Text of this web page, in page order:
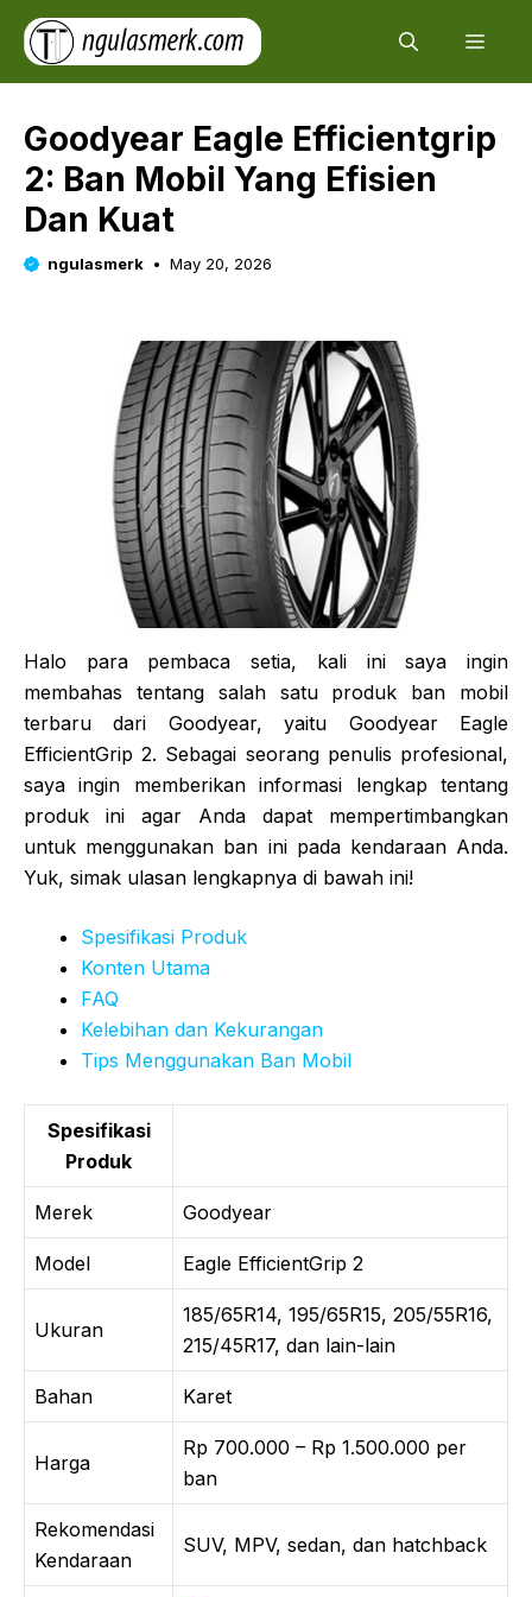
Skip
content
Goodyear Eagle Efficientgrip
2: Ban Mobil Yang Efisien
Dan Kuat
ngulasmerk May 20, 2026
Halo para pembaca setia, kali ini saya ingin
membahas tentang salah satu produk ban mobil
terbaru dari Goodyear, yaitu Goodyear Eagle
EfficientGrip 2. Sebagai seorang penulis profesional,
saya ingin memberikan informasi lengkap tentang
produk ini agar Anda dapat mempertimbangkan
untuk menggunakan ban ini pada kendaraan Anda.
Yuk, simak ulasan lengkapnya di bawah ini!
Spesifikasi Produk
Konten Utama
FAQ
Kelebihan dan Kekurangan
Tips Menggunakan Ban Mobil
Spesifikasi
Produk
Merek Goodyear
Model Eagle EfficientGrip 2
Ukuran
185/65R14, 195/65R15, 205/55R16,
215/45R17, dan lain-lain
Bahan Karet
Harga
Rp 700.000 – Rp 1.500.000 per
ban
Rekomendasi
Kendaraan
SUV, MPV, sedan, dan hatchback